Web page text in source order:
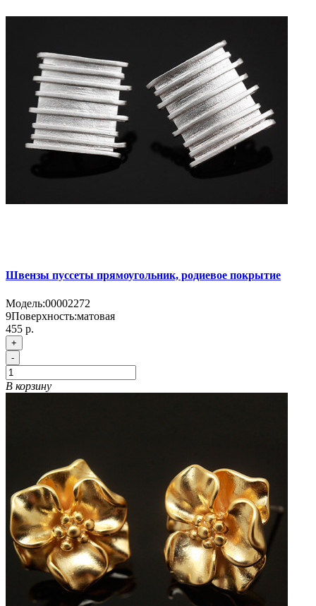
Швензы пуссеты прямоугольник, родиевое покрытие
Модель:00002272
9Поверхность:матовая
455 р.
+
-
В корзину